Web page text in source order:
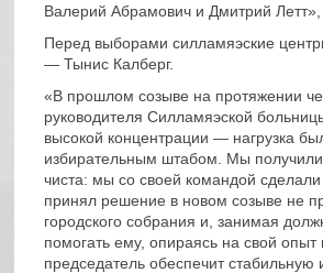
Валерий Абрамович и Дмитрий
Перед выборами силламяэские
— Тынис Калберг.
«В прошлом созыве на протяжении
руководителя Силламяэской
высокой концентрации — нагрузка
избирательным штабом. Мы
чиста: мы со своей командой сделали
принял решение в новом созыве не
городского собрания и, занимая
помогать ему, опираясь на свой
председатель обеспечит